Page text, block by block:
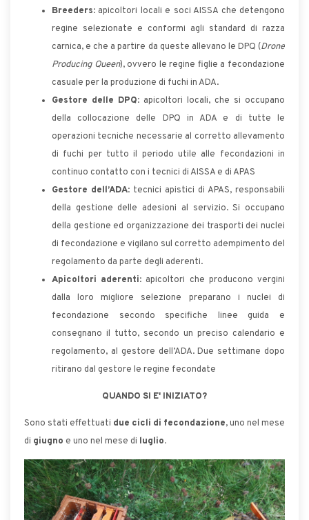
Breeders: apicoltori locali e soci AISSA che detengono
regine selezionate e conformi agli standard di razza
carnica, e che a partire da queste allevano le DPQ (Drone
Producing Queen), ovvero le regine figlie a fecondazione
casuale per la produzione di fuchi in ADA.
Gestore delle DPQ: apicoltori locali, che si occupano
della collocazione delle DPQ in ADA e di tutte le
operazioni tecniche necessarie al corretto allevamento
di fuchi per tutto il periodo utile alle fecondazioni in
continuo contatto con i tecnici di AISSA e di APAS
Gestore dell’ADA: tecnici apistici di APAS, responsabili
della gestione delle adesioni al servizio. Si occupano
della gestione ed organizzazione dei trasporti dei nuclei
di fecondazione e vigilano sul corretto adempimento del
regolamento da parte degli aderenti.
Apicoltori aderenti: apicoltori che producono vergini
dalla loro migliore selezione preparano i nuclei di
fecondazione secondo specifiche linee guida e
consegnano il tutto, secondo un preciso calendario e
regolamento, al gestore dell’ADA. Due settimane dopo
ritirano dal gestore le regine fecondate
QUANDO SI E' INIZIATO?
Sono stati effettuati due cicli di fecondazione, uno nel mese
di giugno e uno nel mese di luglio.